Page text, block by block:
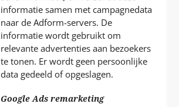
informatie samen met campagnedata
naar de Adform-servers. De
informatie wordt gebruikt om
relevante advertenties aan bezoekers
te tonen. Er wordt geen persoonlijke
data gedeeld of opgeslagen.
Google Ads remarketing